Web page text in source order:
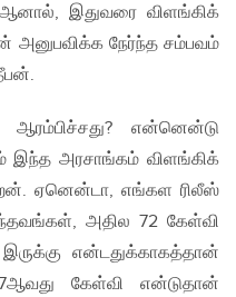
ஆனால், இதுவரை விளங்கிக்
நேர்ந்த சம்பவம்
என்னென்டு
இந்த அரசாங்கம் விளங்கிக்
ஏனென்டா, எங்கள ரிலீஸ்
அதில 72 கேள்வி
என்டதுக்காகத்தான்
கேள்வி என்டுதான்